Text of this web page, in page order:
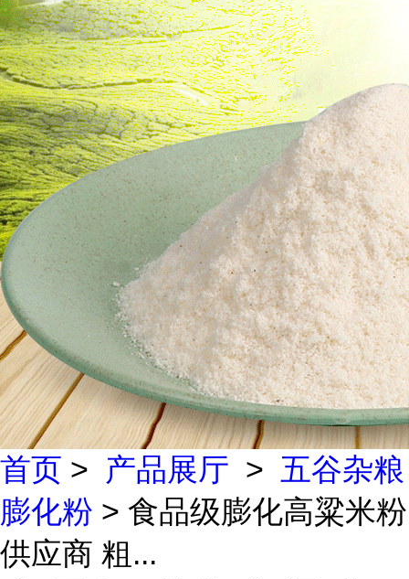
首页 > 产品展厅 > 五谷杂粮
膨化粉 > 食品级膨化高粱米粉
供应商 粗...